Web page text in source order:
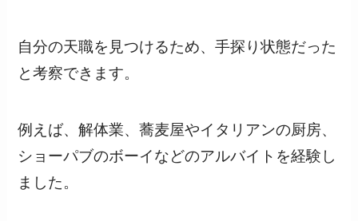
自分の天職を見つけるため、手探り状態だった
と考察できます。
例えば、解体業、蕎麦屋やイタリアンの厨房、
ショーパブのボーイなどのアルバイトを経験し
ました。